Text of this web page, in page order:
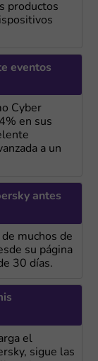
productos
eventos
Cyber
en sus
a un
antes
muchos de
su página
30 días.
el
sigue las